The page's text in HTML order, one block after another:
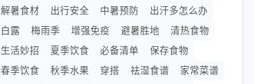
解暑食材
出行安全 中暑预防
出汗多怎么办
白露
梅雨季 增强免疫 避暑胜地
清热食物
生活妙招
夏季饮食 必备清单
保存食物
春季饮食
秋季水果 穿搭 祛湿食谱
家常菜谱